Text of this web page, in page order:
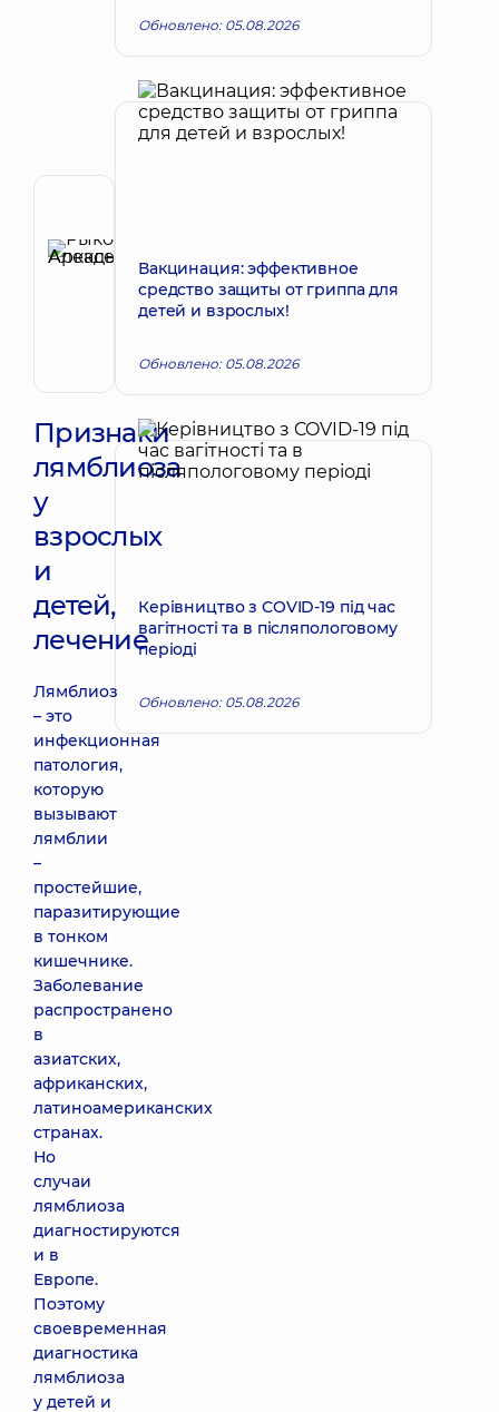
Алексей
Аркадьевич
Гастроэнтеролог
Запись к врачу
Признаки
лямблиоза
у
взрослых
и
детей,
лечение
Лямблиоз
– это
инфекционная
патология,
которую
вызывают
лямблии
–
простейшие,
паразитирующие
в тонком
кишечнике.
Заболевание
распространено
в
азиатских,
африканских,
латиноамериканских
странах.
Но
случаи
лямблиоза
диагностируются
и в
Европе.
Поэтому
своевременная
диагностика
лямблиоза
у детей и
Обновлено: 05.08.2026
Вакцинация: эффективное
средство защиты от гриппа для
детей и взрослых!
Обновлено: 05.08.2026
Керівництво з COVID-19 під час
вагітності та в післяпологовому
періоді
Обновлено: 05.08.2026